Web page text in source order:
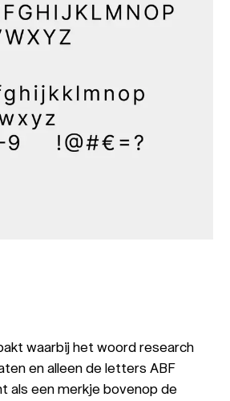
waarbij het woord research
en alleen de letters ABF
als een merkje bovenop de